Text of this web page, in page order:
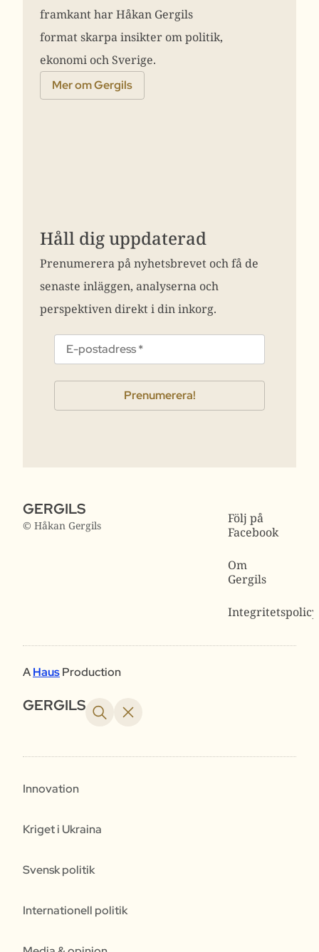
framkant har Håkan Gergils
format skarpa insikter om politik,
ekonomi och Sverige.
Mer om Gergils
Håll dig uppdaterad
Prenumerera på nyhetsbrevet och få de
senaste inläggen, analyserna och
perspektiven direkt i din inkorg.
GERGILS
© Håkan Gergils
Följ på
Facebook
Om
Gergils
Integritetspolicy
AHausProduction
GERGILS
Innovation
Kriget i Ukraina
Svensk politik
Internationell politik